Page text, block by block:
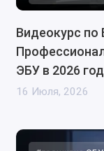
Видеокурс по
ЭБУ в 2026
16 Июля, 2026